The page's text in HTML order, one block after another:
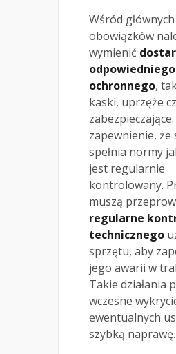
Wśród głównych
obowiązków
wymienić
ochronnego,
kaski, uprzęże
zapewnienie,
spełnia normy
jest regularnie
kontrolowany.
muszą
regularne
technicznego
sprzętu, aby
jego awarii w
Takie działania
wczesne
ewentualnych
szybką naprawę.